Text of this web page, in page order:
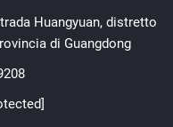
Huangyuan, distretto
di Guangdong